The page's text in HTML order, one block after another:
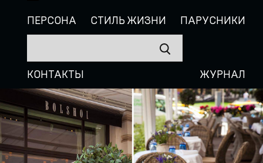
ПЕРСОНА СТИЛЬ ЖИЗНИ ПАРУСНИКИ
КОНТАКТЫ ЖУРНАЛ